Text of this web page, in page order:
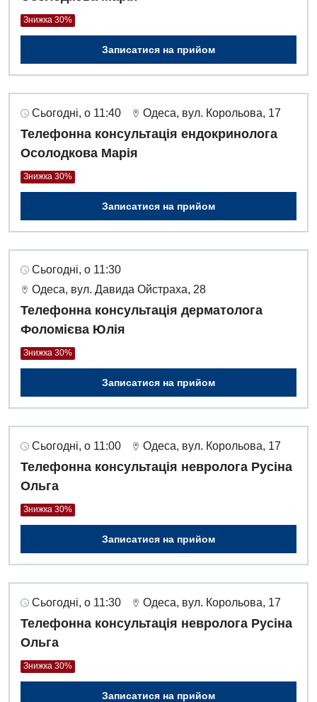
Знижка 30%
Записатися на прийом
Сьогодні, о 11:40 Одеса, вул. Корольова, 17
Телефонна консультація ендокринолога
Осолодкова Марія
Знижка 30%
Записатися на прийом
Сьогодні, о 11:30
Одеса, вул. Давида Ойстраха, 28
Телефонна консультація дерматолога
Фоломієва Юлія
Знижка 30%
Записатися на прийом
Сьогодні, о 11:00 Одеса, вул. Корольова, 17
Телефонна консультація невролога Русіна
Ольга
Знижка 30%
Записатися на прийом
Сьогодні, о 11:30 Одеса, вул. Корольова, 17
Телефонна консультація невролога Русіна
Ольга
Знижка 30%
Записатися на прийом